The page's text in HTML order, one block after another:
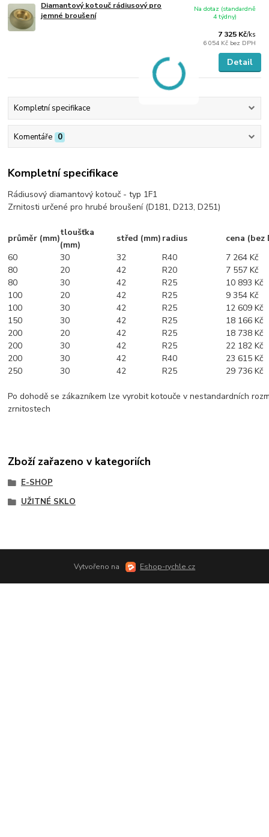
Diamantový kotouč rádiusový pro
jemné broušení
7 325 Kč/ks
6 054 Kč bez DPH
Na dotaz (standardně
4 týdny)
Detail
Kompletní specifikace
Komentáře 0
Kompletní specifikace
Rádiusový diamantový kotouč - typ 1F1
Zrnitosti určené pro hrubé broušení (D181, D213, D251)
průměr (mm)
tloušťka
(mm)
střed (mm) radius
cena (bez
60
30 32 R40
7 264 Kč
80
20 42 R20
7 557 Kč
80
30 42 R25
10 893 Kč
100
20 42 R25
9 354 Kč
100
30 42 R25
12 609 Kč
150
30 42 R25
18 166 Kč
200
20 42 R25
18 738 Kč
200
30 42 R25
22 182 Kč
200
30 42 R40
23 615 Kč
250
30 42 R25 29 736 Kč
Po dohodě se zákazníkem lze vyrobit kotouče v nestandardních
zrnitostech
Zboží zařazeno v kategoriích
E-SHOP
UŽITNÉ SKLO
Vytvořeno na Eshop-rychle.cz